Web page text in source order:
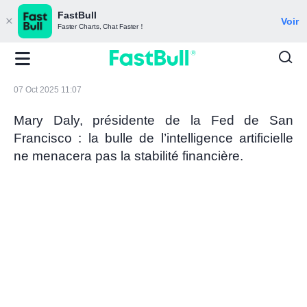
FastBull
Faster Charts, Chat Faster！ Voir
07 Oct 2025 11:07
Mary Daly, présidente de la Fed de San
Francisco : la bulle de l’intelligence artificielle
ne menacera pas la stabilité financière.